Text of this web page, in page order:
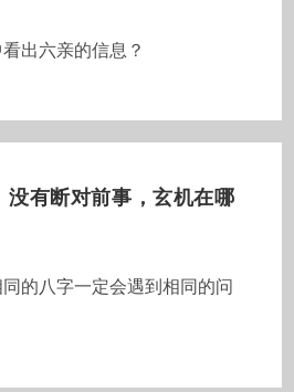
出六亲的信息？
没有断对前事，玄机在哪
的八字一定会遇到相同的问